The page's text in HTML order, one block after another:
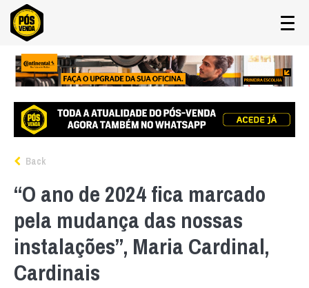
Back
“O ano de 2024 fica marcado
pela mudança das nossas
instalações”, Maria Cardinal,
Cardinais